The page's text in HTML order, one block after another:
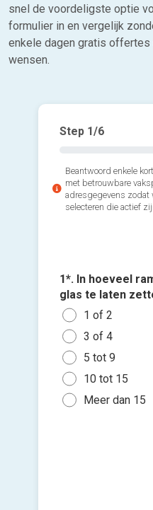
snel de voordeligste optie
formulier in en vergelijk
enkele dagen gratis
wensen.
Step 1/6
Beantwoord enkele
met betrouwbare
adresgegevens zodat
selecteren die actief
1*. In hoeveel
glas te laten
1 of 2
3 of 4
5 tot 9
10 tot 15
Meer dan 15